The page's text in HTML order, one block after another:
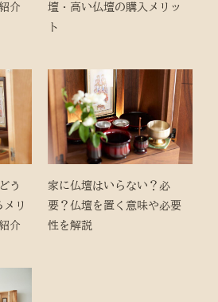
介
壇・高い仏壇の購入メリッ
ト
う
リ
介
家に仏壇はいらない？必
要？仏壇を置く意味や必要
性を解説